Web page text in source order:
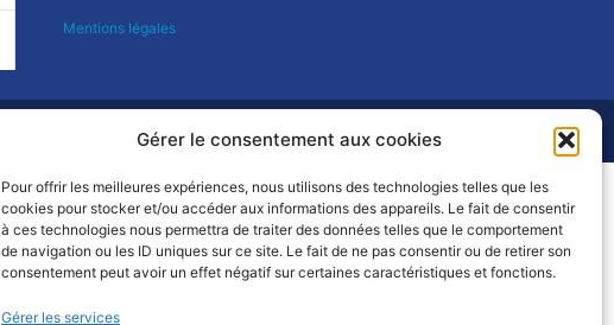
Gérer le consentement aux cookies
Pour offrir les meilleures expériences, nous utilisons des technologies telles que les
cookies pour stocker et/ou accéder aux informations des appareils. Le fait de consentir
à ces technologies nous permettra de traiter des données telles que le comportement
de navigation ou les ID uniques sur ce site. Le fait de ne pas consentir ou de retirer son
consentement peut avoir un effet négatif sur certaines caractéristiques et fonctions.
Gérer les services
Mentions légales